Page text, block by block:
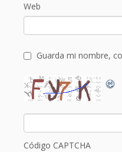
Web
Guarda mi nombre,
Código CAPTCHA